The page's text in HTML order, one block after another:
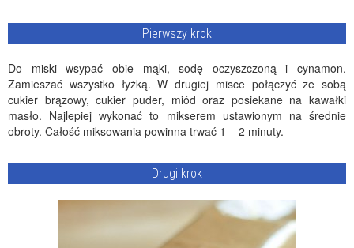
Pierwszy krok
Do miski wsypać obie mąki, sodę oczyszczoną i cynamon.
Zamieszać wszystko łyżką. W drugiej misce połączyć ze sobą
cukier brązowy, cukier puder, miód oraz posiekane na kawałki
masło. Najlepiej wykonać to mikserem ustawionym na średnie
obroty. Całość miksowania powinna trwać 1 – 2 minuty.
Drugi krok